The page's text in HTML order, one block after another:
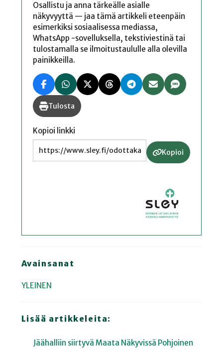
Osallistu ja anna tärkeälle asialle
näkyvyyttä — jaa tämä artikkeli eteenpäin
esimerkiksi sosiaalisessa mediassa,
WhatsApp -sovelluksella, tekstiviestinä tai
tulostamalla se ilmoitustaululle alla olevilla
painikkeilla.
Tulosta
Kopioi linkki
Kopioi
Avainsanat
YLEINEN
Lisää artikkeleita:
Jäähalliin siirtyvä Maata Näkyvissä Pohjoinen